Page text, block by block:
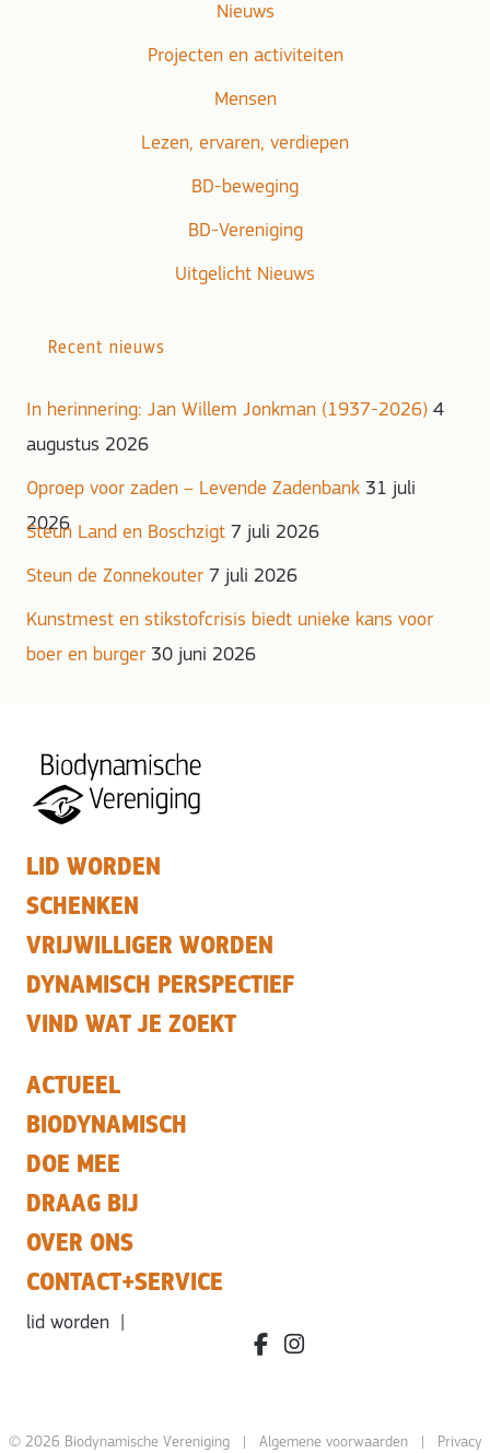
Nieuws
Projecten en activiteiten
Mensen
Lezen, ervaren, verdiepen
BD-beweging
BD-Vereniging
Uitgelicht Nieuws
Recent nieuws
In herinnering: Jan Willem Jonkman (1937-2026) 4
augustus 2026
Oproep voor zaden – Levende Zadenbank 31 juli
2026
Steun Land en Boschzigt 7 juli 2026
Steun de Zonnekouter 7 juli 2026
Kunstmest en stikstofcrisis biedt unieke kans voor
boer en burger 30 juni 2026
LID WORDEN
SCHENKEN
VRIJWILLIGER WORDEN
DYNAMISCH PERSPECTIEF
VIND WAT JE ZOEKT
ACTUEEL
BIODYNAMISCH
DOE MEE
DRAAG BIJ
OVER ONS
CONTACT+SERVICE
lid worden
facebook.com/bdvereniging/
instagram.com/
© 2026 Biodynamische Vereniging | Algemene voorwaarden| Privacy